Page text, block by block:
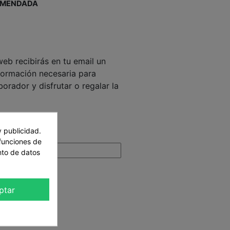
recibirás en tu email un
necesaria para
y disfrutar o regalar la
publicidad.
de
de datos